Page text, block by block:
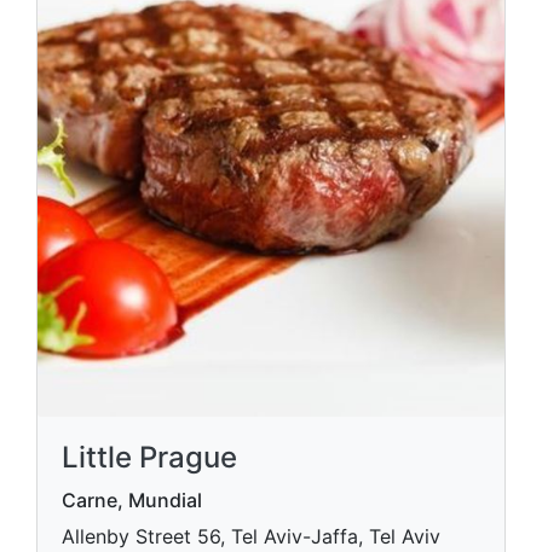
Little Prague
Carne, Mundial
Allenby Street 56, Tel Aviv-Jaffa, Tel Aviv